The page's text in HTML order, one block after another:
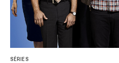
SÉRIES